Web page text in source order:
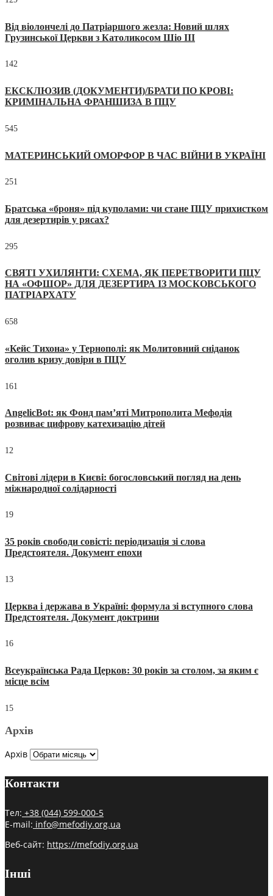
Від віолончелі до Патріаршого жезла: Новий шлях
Грузинської Церкви з Католикосом Шіо III
142
ЕКСКЛЮЗИВ (ДОКУМЕНТИ)/БРАТИ ПО КРОВІ:
КРИМІНАЛЬНА ФРАНШИЗА В ПЦУ
545
МАТЕРИНСЬКИЙ ОМОРФОР В ЧАС ВІЙНИ В УКРАЇНІ
251
Братська «броня» під куполами: чи стане ПЦУ прихистком
для дезертирів у рясах?
295
СВЯТІ УХИЛЯНТИ: СХЕМА, ЯК ПЕРЕТВОРИТИ ПЦУ
НА «ОФШОР» ДЛЯ ДЕЗЕРТИРА ІЗ МОСКОВСЬКОГО
ПАТРІАРХАТУ
658
«Кейс Тихона» у Тернополі: як Молитовний сніданок
оголив кризу довіри в ПЦУ
161
AngelicBot: як Фонд пам’яті Митрополита Мефодія
розвиває цифрову катехизацію дітей
12
Світові лідери в Києві: богословський погляд на день
міжнародної солідарності
19
35 років свободи совісті: періодизація зі слова
Предстоятеля. Документ епохи
13
Церква і держава в Україні: формула зі вступного слова
Предстоятеля. Документ доктрини
16
Всеукраїнська Рада Церков: 30 років за столом, за яким є
місце всім
15
Архів
Архів
Контакти
Тел: +38 (044) 599-000-5
E-mail: info@mefodiy.org.ua
Веб-сайт: https://mefodiy.org.ua
Інші